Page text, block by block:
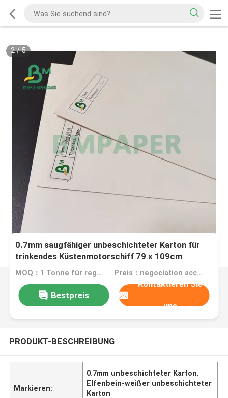
2/5
0.7mm saugfähiger unbeschichteter Karton für
trinkendes Küstenmotorschiff 79 x 109cm
Elfenbein-Weiß
MOQ：1 Tonne für regualr Größe, 10 Tonnen für Sondergröße Preis：negociation according to size, quantity and gsm
Bestpreis
Kontaktieren Sie
uns
PRODUKT-BESCHREIBUNG
Markieren:
0.7mm unbeschichteter Karton,
Elfenbein-weißer unbeschichteter
Karton